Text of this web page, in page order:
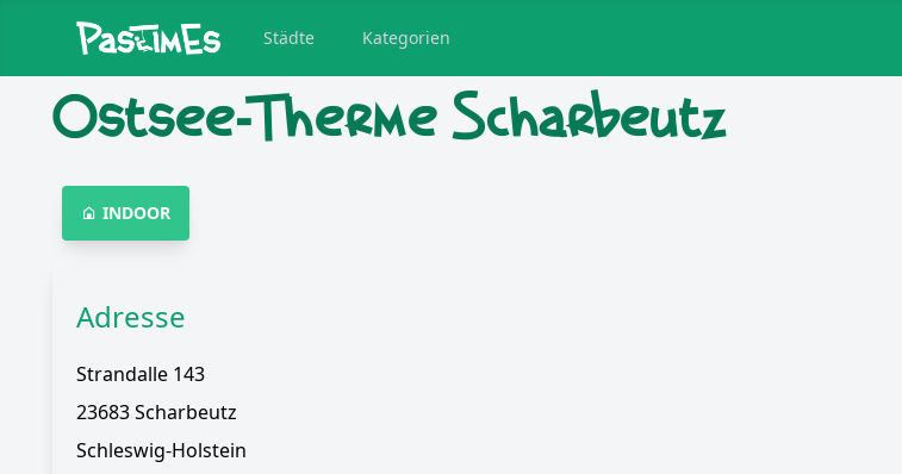
Städte Kategorien
Ostsee-Therme Scharbeutz
INDOOR
Adresse
Strandalle 143
23683 Scharbeutz
Schleswig-Holstein